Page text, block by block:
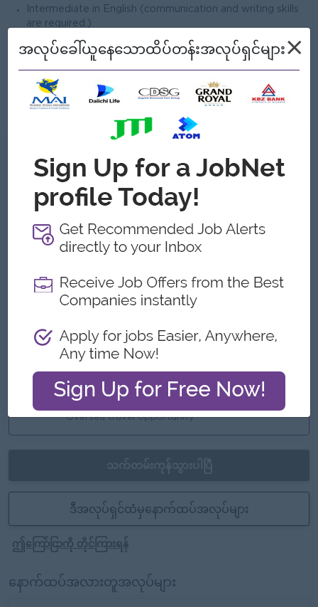
Intermediate in English (communication and writing skills
are required.)
Good command of Microsoft Excel and other MS Office
tools and Outlook mail.
Good in interpersonal skills.
Able to travel overseas if needed
ကျွန်တော့်တို့ ဘာတွေကမ်းလှမ်းနိုင်သလဲ
အကျိုးအမြတ်
Ferry Provide (pick up point)
Uniform (after probation)
B2B Sim & bill package
ထူးခြားချက်များ
Day Off - Sat, Sun and public holidays
အခွင့်အလမ်းများ
Oversea travel opportunity
ဒီအလုပ်ရှင်ထံမှနောက်ထပ်အလုပ်များ
ဤကြော်ငြာကို တိုင်ကြားရန်
နောက်ထပ်အလားတူအလုပ်များ
အလုပ်ခေါ်ယူနေသောထိပ်တန်းအလုပ်ရှင်များ×